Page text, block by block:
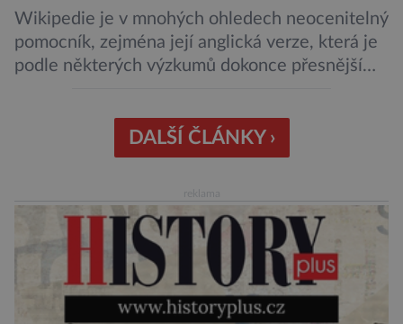
Wikipedie je v mnohých ohledech neocenitelný
pomocník, zejména její anglická verze, která je
podle některých výzkumů dokonce přesnější
křišťálovou kouli, ze které umělá inteligence
věštila, které technologie v dohledné
Za vším stojí australští výzkumníci, kteří pomocí
umělé inteligence a […]
DALŠÍ ČLÁNKY ›